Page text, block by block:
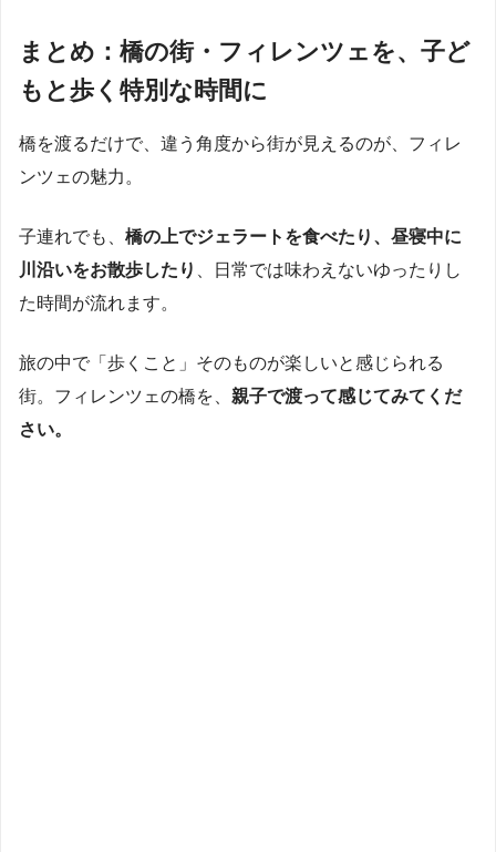
まとめ：橋の街・フィレンツェを、子ど
もと歩く特別な時間に
橋を渡るだけで、違う角度から街が見えるのが、フィレ
ンツェの魅力。
子連れでも、 橋の上でジェラートを食べたり、昼寝中に
川沿いをお散歩したり
、日常では味わえないゆったりし
た時間が流れます。
旅の中で「歩くこと」そのものが楽しいと感じられる
街。フィレンツェの橋を、 親子で渡って感じてみてくだ
さい。